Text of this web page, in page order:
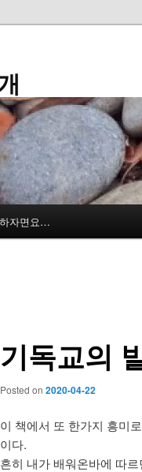
자면요…
기독교의
Posted on 2020-04-22
이 책에서 또 한가지 흥미
이다.
흔히 내가 배워온바에 따